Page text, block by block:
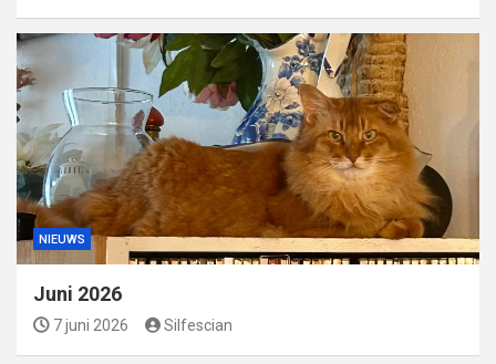
NIEUWS
Juni 2026
7 juni 2026 Silfescian